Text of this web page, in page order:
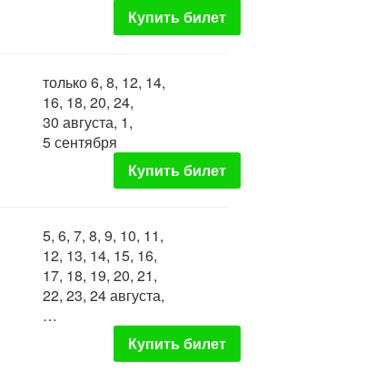
Купить билет
только 6, 8, 12, 14,
16, 18, 20, 24,
30 августа, 1,
5 сентября
Купить билет
5, 6, 7, 8, 9, 10, 11,
12, 13, 14, 15, 16,
17, 18, 19, 20, 21,
22, 23, 24 августа,
…
Купить билет